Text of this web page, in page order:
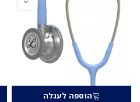
הוספה לעגלה